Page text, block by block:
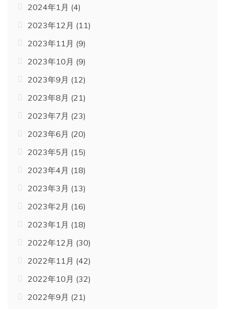
2024年1月 (4)
2023年12月 (11)
2023年11月 (9)
2023年10月 (9)
2023年9月 (12)
2023年8月 (21)
2023年7月 (23)
2023年6月 (20)
2023年5月 (15)
2023年4月 (18)
2023年3月 (13)
2023年2月 (16)
2023年1月 (18)
2022年12月 (30)
2022年11月 (42)
2022年10月 (32)
2022年9月 (21)